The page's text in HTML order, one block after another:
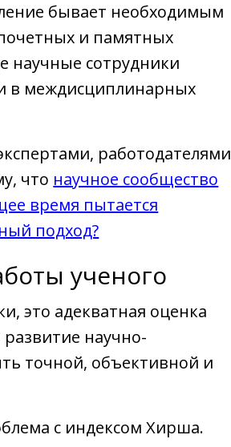
бывает необходимым
и памятных
научные сотрудники
в междисциплинарных
работодателями
что научное сообщество
время пытается
подход?
ученого
это адекватная оценка
научно-
точной, объективной и
с индексом Хирша.